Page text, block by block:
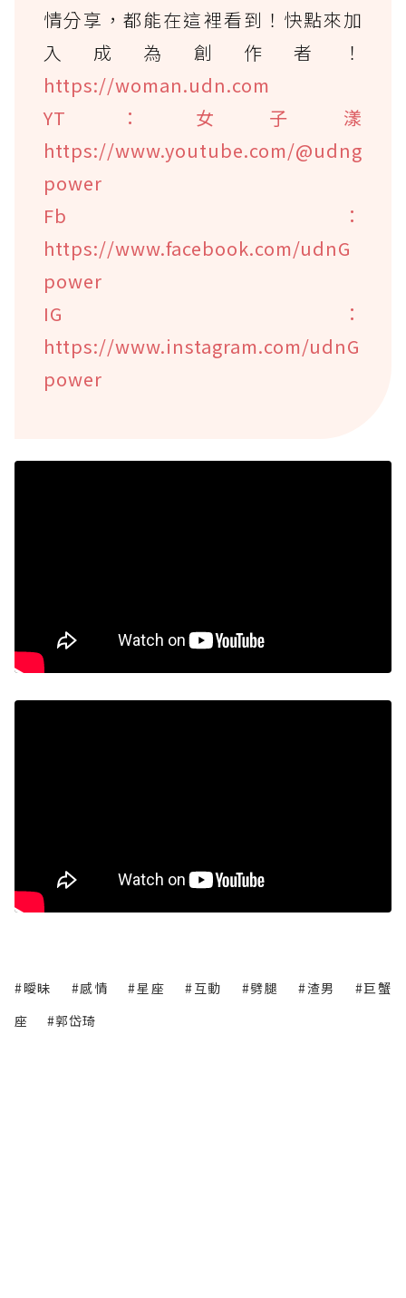
情分享，都能在這裡看到！快點來加
入成為創作者！
https://woman.udn.com
YT：女子漾
https://www.youtube.com/@udng
power
Fb：
https://www.facebook.com/udnG
power
IG：
https://www.instagram.com/udnG
power
#曖昧 #感情 #星座 #互動 #劈腿 #渣男
#巨蟹
座
#郭岱琦